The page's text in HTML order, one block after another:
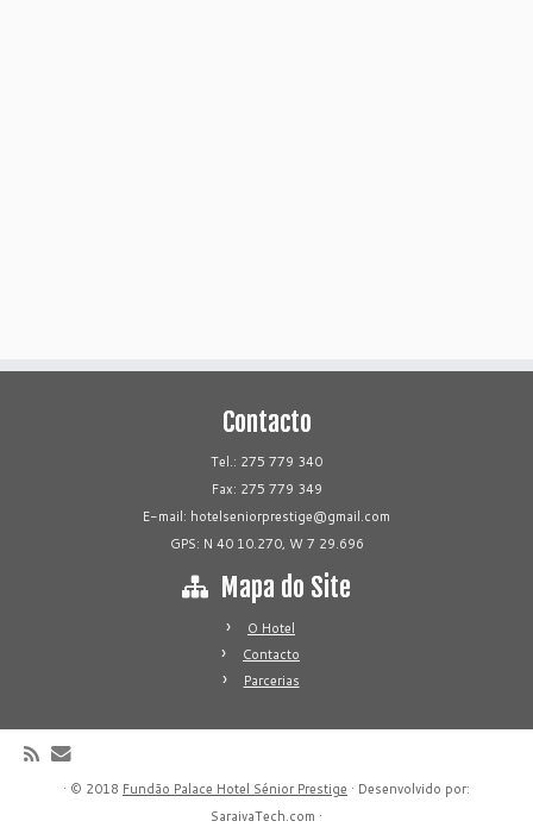
Contacto
Tel.: 275 779 340
Fax: 275 779 349
E-mail: hotelseniorprestige@gmail.com
GPS: N 40 10.270, W 7 29.696
Mapa do Site
O Hotel
Contacto
Parcerias
· © 2018 Fundão Palace Hotel Sénior Prestige · Desenvolvido por:
SaraivaTech.com ·